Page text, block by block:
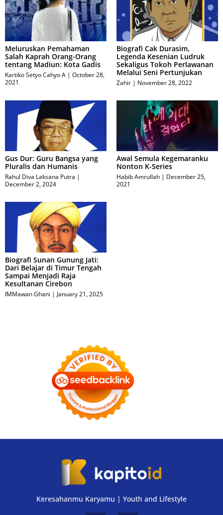
Meluruskan Pemahaman
Salah Kaprah Orang-Orang
tentang Madiun: Kota Gadis
Kartiko Setyo Cahyo A
October 28,
2021
Biografi Cak Durasim,
Legenda Kesenian Ludruk
Sekaligus Tokoh Perlawanan
Melalui Seni Pertunjukan
Zahir November 28, 2022
Gus Dur: Guru Bangsa yang
Pluralis dan Humanis
Rahul Diva Laksana Putra
December 2, 2024
Awal Semula Kegemaranku
Nonton K-Series
Habib Amrullah
December 25,
2021
Biografi Sunan Gunung Jati:
Dari Belajar di Timur Tengah
Sampai Menjadi Raja
Kesultanan Cirebon
IMMawan Ghani January 21, 2025
Keresahanmu Karyamu | Youth and Lifestyle